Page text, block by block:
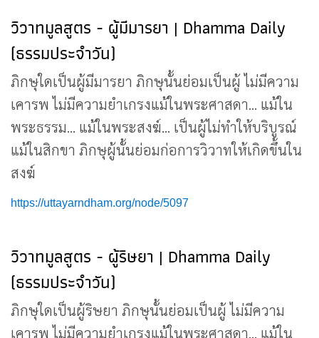
วิวาทมูลสูตร - ผู้มีมารยา | Dhamma Daily
(ธรรมประจำวัน)
ภิกษุใดเป็นผู้มีมารยา ภิกษุนั้นย่อมเป็นผู้ ไม่มีความ
เคารพ ไม่มีความยำเกรงแม้ในพระศาสดา... แม้ใน
พระธรรม... แม้ในพระสงฆ์... เป็นผู้ไม่ทำให้บริบูรณ์
แม้ในสิกขา ภิกษุผู้นั้นย่อมก่อการวิวาทให้เกิดขึ้นใน
สงฆ์
https://uttayarndham.org/node/5097
วิวาทมูลสูตร - ผู้ริษยา | Dhamma Daily
(ธรรมประจำวัน)
ภิกษุใดเป็นผู้ริษยา ภิกษุนั้นย่อมเป็นผู้ ไม่มีความ
เคารพ ไม่มีความยำเกรงแม้ในพระศาสดา... แม้ใน